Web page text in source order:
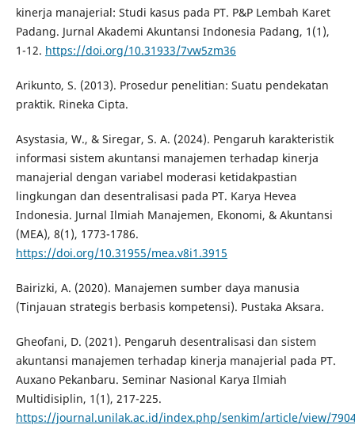
kinerja manajerial: Studi kasus pada PT. P&P Lembah Karet
Padang. Jurnal Akademi Akuntansi Indonesia Padang, 1(1),
1-12. https://doi.org/10.31933/7vw5zm36
Arikunto, S. (2013). Prosedur penelitian: Suatu pendekatan
praktik. Rineka Cipta.
Asystasia, W., & Siregar, S. A. (2024). Pengaruh karakteristik
informasi sistem akuntansi manajemen terhadap kinerja
manajerial dengan variabel moderasi ketidakpastian
lingkungan dan desentralisasi pada PT. Karya Hevea
Indonesia. Jurnal Ilmiah Manajemen, Ekonomi, & Akuntansi
(MEA), 8(1), 1773-1786.
https://doi.org/10.31955/mea.v8i1.3915
Bairizki, A. (2020). Manajemen sumber daya manusia
(Tinjauan strategis berbasis kompetensi). Pustaka Aksara.
Gheofani, D. (2021). Pengaruh desentralisasi dan sistem
akuntansi manajemen terhadap kinerja manajerial pada PT.
Auxano Pekanbaru. Seminar Nasional Karya Ilmiah
Multidisiplin, 1(1), 217-225.
https://journal.unilak.ac.id/index.php/senkim/article/view/